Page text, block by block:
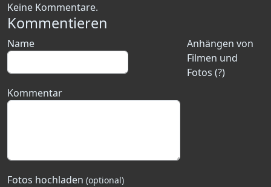
Keine Kommentare.
Kommentieren
Anhängen von
Filmen und
Fotos (?)
Name
Kommentar
Fotos hochladen (optional)